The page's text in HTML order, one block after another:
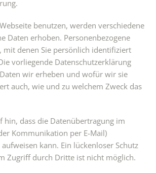
benutzen, werden verschiedene
Daten erhoben. Personenbezogene
mit denen Sie persönlich identifiziert
vorliegende Datenschutzerklärung
wir erheben und wofür wir sie
auch, wie und zu welchem Zweck das
hin, dass die Datenübertragung im
Kommunikation per E-Mail)
kann. Ein lückenloser Schutz
Zugriff durch Dritte ist nicht möglich.